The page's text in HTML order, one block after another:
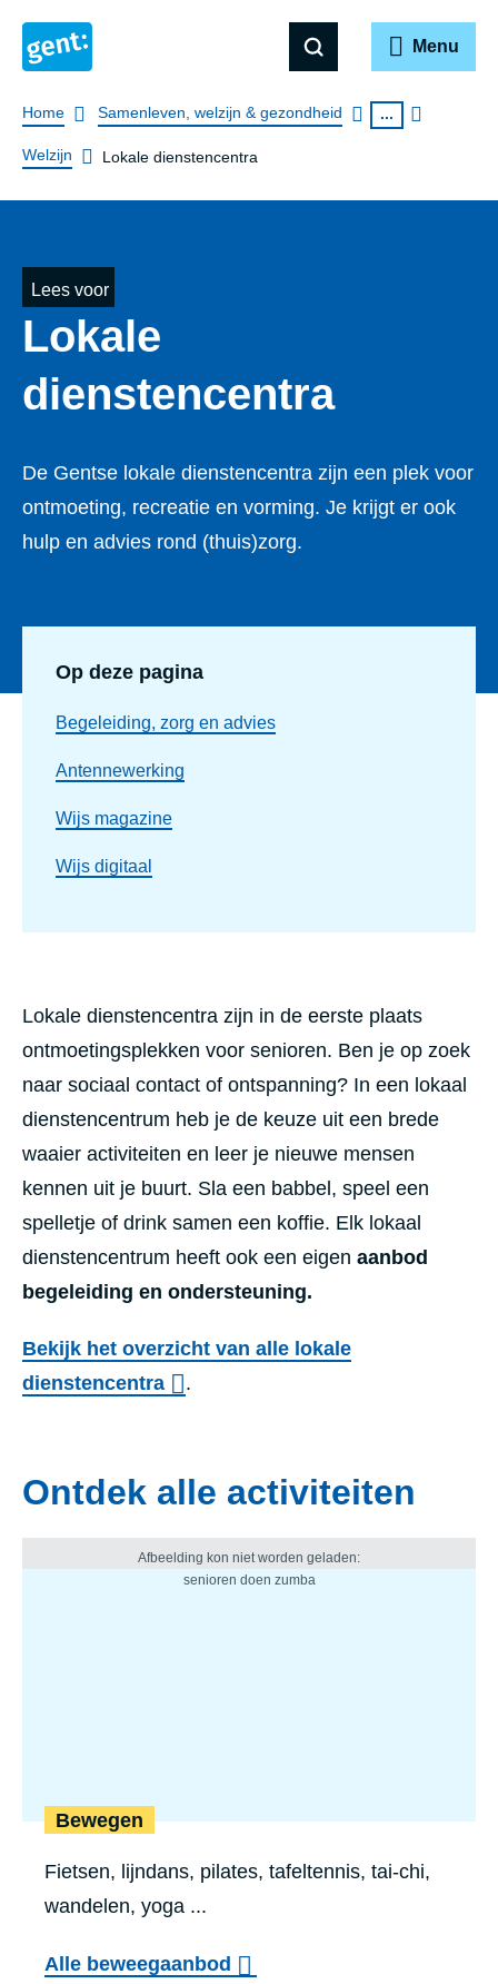
Menu
Breadcrumb
Home Samenleven, welzijn & gezondheid ...
Welzijn Lokale dienstencentra
Lees voor
Lokale
dienstencentra
De Gentse lokale dienstencentra zijn een plek voor
ontmoeting, recreatie en vorming. Je krijgt er ook
hulp en advies rond (thuis)zorg.
Op deze pagina
Begeleiding, zorg en advies
Antennewerking
Wijs magazine
Wijs digitaal
Lokale dienstencentra zijn in de eerste plaats
ontmoetingsplekken voor senioren. Ben je op zoek
naar sociaal contact of ontspanning? In een lokaal
dienstencentrum heb je de keuze uit een brede
waaier activiteiten en leer je nieuwe mensen
kennen uit je buurt. Sla een babbel, speel een
spelletje of drink samen een koffie. Elk lokaal
dienstencentrum heeft ook een eigen aanbod
begeleiding en ondersteuning.
Bekijk het overzicht van alle lokale
dienstencentra
.
Ontdek alle activiteiten
Bewegen
Fietsen, lijndans, pilates, tafeltennis, tai-chi,
wandelen, yoga ...
Alle beweegaanbod